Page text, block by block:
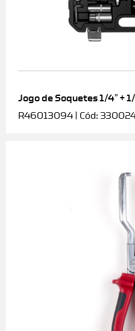
Jogo de Soquetes 1/4″ +
R46013094 | Cód: